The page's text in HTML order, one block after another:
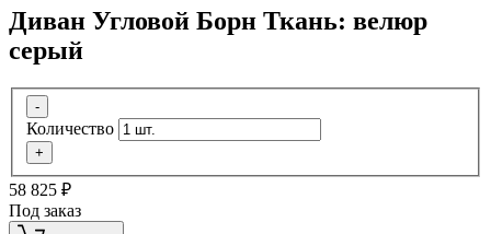
Диван Угловой Борн Ткань: велюр
серый
-
Количество
+
58 825 ₽
Под заказ